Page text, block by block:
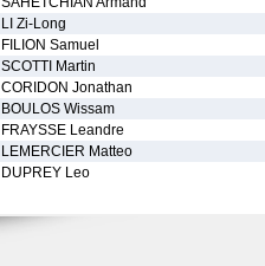
LI Zi-Long
FILION Samuel
SCOTTI Martin
CORIDON Jonathan
BOULOS Wissam
FRAYSSE Leandre
LEMERCIER Matteo
DUPREY Leo